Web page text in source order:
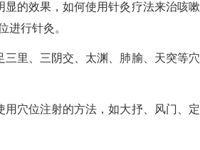
的效果，如何使用针灸疗法来治咳嗽
进行针灸。
里、三阴交、太渊、肺腧、天突等穴
穴位注射的方法，如大抒、风门、定